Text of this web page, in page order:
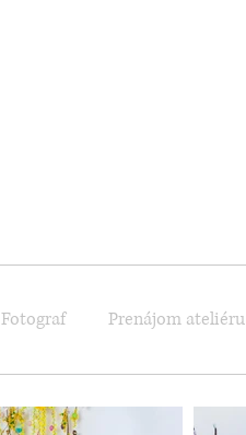
Fotograf Prenájom ateliéru